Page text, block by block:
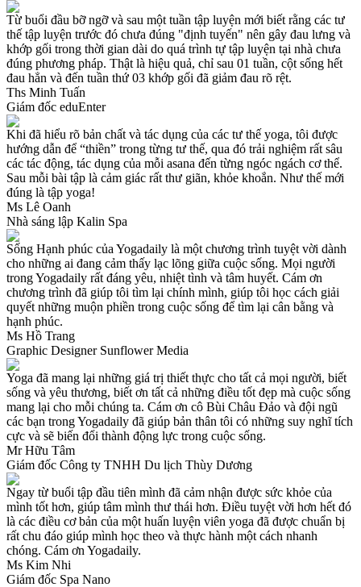
Từ buổi đầu bỡ ngỡ và sau một tuần tập luyện mới biết rằng các tư
thế tập luyện trước đó chưa đúng "định tuyến" nên gây đau lưng và
khớp gối trong thời gian dài do quá trình tự tập luyện tại nhà chưa
đúng phương pháp. Thật là hiệu quả, chỉ sau 01 tuần, cột sống hết
đau hẳn và đến tuần thứ 03 khớp gối đã giảm đau rõ rệt.
Ths Minh Tuấn
Giám đốc eduEnter
Khi đã hiểu rõ bản chất và tác dụng của các tư thế yoga, tôi được
hướng dẫn để “thiền” trong từng tư thế, qua đó trải nghiệm rất sâu
các tác động, tác dụng của mỗi asana đến từng ngóc ngách cơ thể.
Sau mỗi bài tập là cảm giác rất thư giãn, khỏe khoắn. Như thế mới
đúng là tập yoga!
Ms Lê Oanh
Nhà sáng lập Kalin Spa
Sống Hạnh phúc của Yogadaily là một chương trình tuyệt vời dành
cho những ai đang cảm thấy lạc lõng giữa cuộc sống. Mọi người
trong Yogadaily rất đáng yêu, nhiệt tình và tâm huyết. Cám ơn
chương trình đã giúp tôi tìm lại chính mình, giúp tôi học cách giải
quyết những muộn phiền trong cuộc sống để tìm lại cân bằng và
hạnh phúc.
Ms Hồ Trang
Graphic Designer Sunflower Media
Yoga đã mang lại những giá trị thiết thực cho tất cả mọi người, biết
sống và yêu thương, biết ơn tất cả những điều tốt đẹp mà cuộc sống
mang lại cho mỗi chúng ta. Cám ơn cô Bùi Châu Đảo và đội ngũ
các bạn trong Yogadaily đã giúp bản thân tôi có những suy nghĩ tích
cực và sẽ biến đổi thành động lực trong cuộc sống.
Mr Hữu Tâm
Giám đốc Công ty TNHH Du lịch Thùy Dương
Ngay từ buổi tập đầu tiên mình đã cảm nhận được sức khỏe của
mình tốt hơn, giúp tâm mình thư thái hơn. Điều tuyệt vời hơn hết đó
là các điều cơ bản của một huấn luyện viên yoga đã được chuẩn bị
rất chu đáo giúp mình học theo và thực hành một cách nhanh
chóng. Cám ơn Yogadaily.
Ms Kim Nhi
Giám đốc Spa Nano